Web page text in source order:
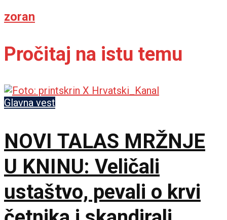
zoran
Pročitaj na istu temu
Glavna vest
NOVI TALAS MRŽNJE
U KNINU: Veličali
ustaštvo, pevali o krvi